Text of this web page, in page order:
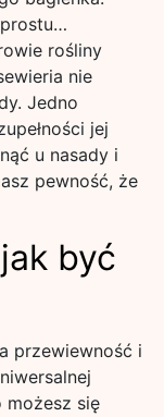
rośliny
nie
Jedno
jej
u nasady i
pewność, że
być
przewiewność i
możesz się